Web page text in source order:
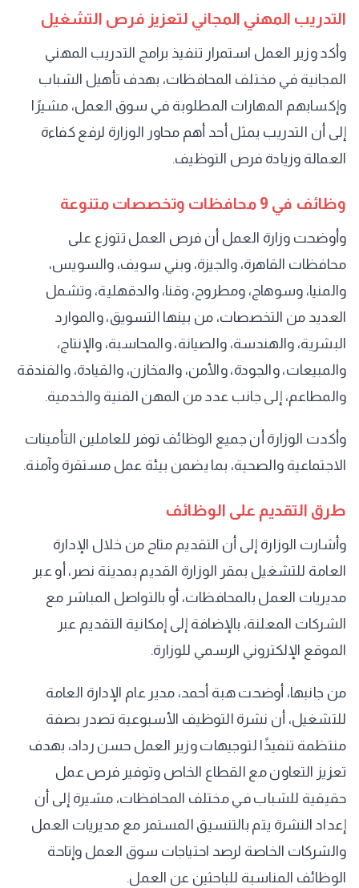
التدريب المهني المجاني لتعزيز فرص التشغيل
وأكد وزير العمل استمرار تنفيذ برامج التدريب المهني
المجانية في مختلف المحافظات، بهدف تأهيل الشباب
وإكسابهم المهارات المطلوبة في سوق العمل، مشيرًا
إلى أن التدريب يمثل أحد أهم محاور الوزارة لرفع كفاءة
العمالة وزيادة فرص التوظيف.
وظائف في 9 محافظات وتخصصات متنوعة
وأوضحت وزارة العمل أن فرص العمل تتوزع على
محافظات القاهرة، والجيزة، وبني سويف، والسويس،
والمنيا، وسوهاج، ومطروح، وقنا، والدقهلية، وتشمل
العديد من التخصصات، من بينها التسويق، والموارد
البشرية، والهندسة، والصيانة، والمحاسبة، والإنتاج،
والمبيعات، والجودة، والأمن، والمخازن، والقيادة، والفندقة
والمطاعم، إلى جانب عدد من المهن الفنية والخدمية.
وأكدت الوزارة أن جميع الوظائف توفر للعاملين التأمينات
الاجتماعية والصحية، بما يضمن بيئة عمل مستقرة وآمنة.
طرق التقديم على الوظائف
وأشارت الوزارة إلى أن التقديم متاح من خلال الإدارة
العامة للتشغيل بمقر الوزارة القديم بمدينة نصر، أو عبر
مديريات العمل بالمحافظات، أو بالتواصل المباشر مع
الشركات المعلنة، بالإضافة إلى إمكانية التقديم عبر
الموقع الإلكتروني الرسمي للوزارة.
من جانبها، أوضحت هبة أحمد، مدير عام الإدارة العامة
للتشغيل، أن نشرة التوظيف الأسبوعية تصدر بصفة
منتظمة تنفيذًا لتوجيهات وزير العمل حسن رداد، بهدف
تعزيز التعاون مع القطاع الخاص وتوفير فرص عمل
حقيقية للشباب في مختلف المحافظات، مشيرة إلى أن
إعداد النشرة يتم بالتنسيق المستمر مع مديريات العمل
والشركات الخاصة لرصد احتياجات سوق العمل وإتاحة
الوظائف المناسبة للباحثين عن العمل.